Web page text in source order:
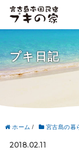
プキ日記
ホーム / 宮古島の暮
2018.02.11